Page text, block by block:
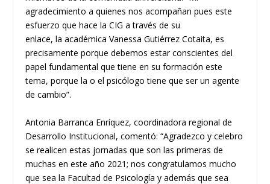
agradecimiento aquienes nosacompañan pues este
esfuerzo que hace laCIG a través de su
enlace,laacadémicaVanessaGutiérrezCotaita, es
precisamente porque debemos estar conscientes del
papel fundamental que tiene en suformación este
tema, porque la o el psicólogotiene que ser un agente
de cambio”.
Antonia Barranca Enríquez,coordinadoraregional de
Desarrollo Institucional, comentó:“Agradezco y celebro
se realicen estas jornadas que son las primeras de
muchas en este año 2021; nos congratulamos mucho
que sea la Facultad de Psicología y ademásque sea